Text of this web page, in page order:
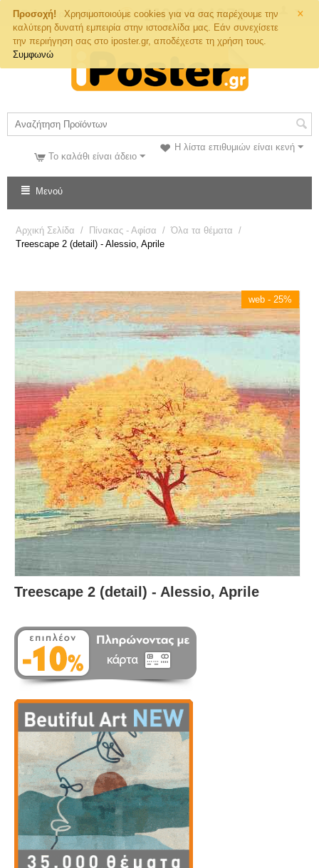
×
Προσοχή!
Χρησιμοποιούμε cookies για να σας παρέχουμε την
καλύτερη δυνατή εμπειρία στην ιστοσελίδα μας. Εάν συνεχίσετε
την περιήγηση σας στο iposter.gr, αποδέχεστε τη χρήση τους.
Συμφωνώ
Τηλ. Παραγγελιών
Η λίστα επιθυμιών είναι κενή
Το καλάθι είναι άδειο
Μενού
Αρχική Σελίδα / Πίνακας - Αφίσα / Όλα τα θέματα /
Treescape 2 (detail) - Alessio, Aprile
web - 25%
Treescape 2 (detail) - Alessio, Aprile